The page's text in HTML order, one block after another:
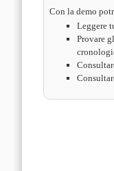
Con la demo
Leggere
Provare